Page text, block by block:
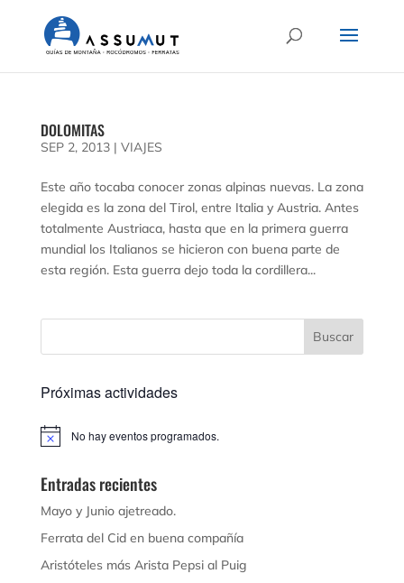
DOLOMITAS
SEP 2, 2013| VIAJES
Este año tocaba conocer zonas alpinas nuevas. La zona
elegida es la zona del Tirol, entre Italia y Austria. Antes
totalmente Austriaca, hasta que en la primera guerra
mundial los Italianos se hicieron con buena parte de
esta región. Esta guerra dejo toda la cordillera...
Próximas actividades
Aviso No hay eventos programados.
Entradas recientes
Mayo y Junio ajetreado.
Ferrata del Cid en buena compañía
Aristóteles más Arista Pepsi al Puig